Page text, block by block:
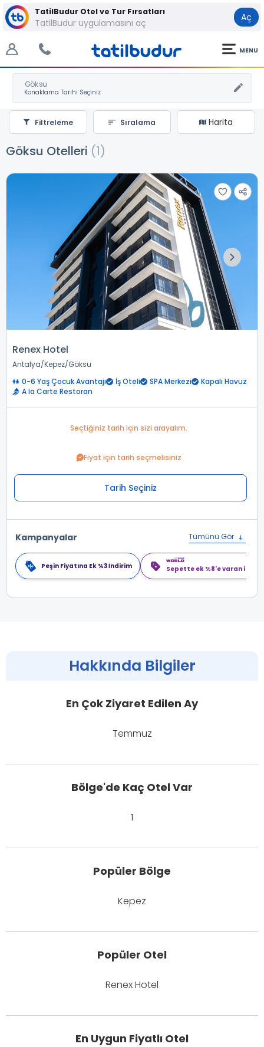
TatilBudur Otel ve Tur Fırsatları
TatilBudur uygulamasını aç Aç
MENU
Göksu
Harita
Sıralama
Filtreleme
Göksu Otelleri (1)
Renex Hotel
Antalya Kepez Göksu
0-6 Yaş Çocuk Avantajı
İş Oteli SPA Merkezi
Kapalı Havuz
A la Carte Restoran
Seçtiğiniz tarih için sizi arayalım.
Fiyat için tarih seçmelisiniz
Tarih Seçiniz
Kampanyalar Tümünü Gör
Peşin Fiyatına Ek %3 İndirim Sepette ek %8'e varan
Hakkında Bilgiler
En Çok Ziyaret Edilen Ay
Temmuz
Bölge'de Kaç Otel Var
1
Popüler Bölge
Kepez
Popüler Otel
Renex Hotel
En Uygun Fiyatlı Otel